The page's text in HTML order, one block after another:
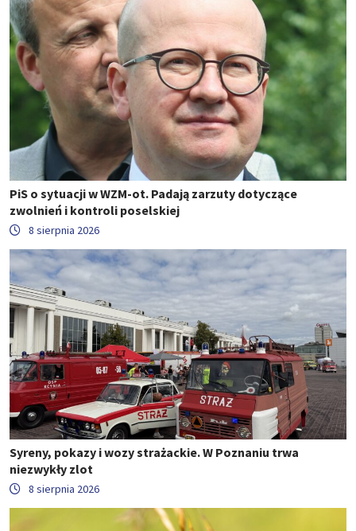
PiS o sytuacji w WZM-ot. Padają zarzuty dotyczące
zwolnień i kontroli poselskiej
8 sierpnia 2026
Syreny, pokazy i wozy strażackie. W Poznaniu trwa
niezwykły zlot
8 sierpnia 2026